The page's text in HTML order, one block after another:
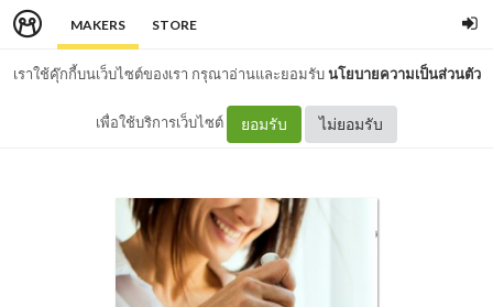
MAKERS STORE
เราใช้คุ๊กกี้บนเว็บไซต์ของเรา กรุณาอ่านและยอมรับนโยบายความเป็นส่วนตัว
เพื่อใช้บริการเว็บไซต์ ยอมรับ ไม่ยอมรับ